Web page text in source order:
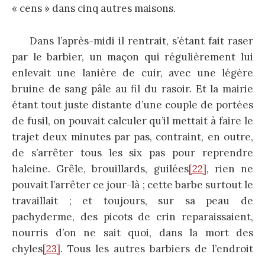
« cens » dans cinq autres maisons.
Dans l’après-midi il rentrait, s’étant fait raser
par le barbier, un maçon qui régulièrement lui
enlevait une lanière de cuir, avec une légère
bruine de sang pâle au fil du rasoir. Et la mairie
étant tout juste distante d’une couple de portées
de fusil, on pouvait calculer qu’il mettait à faire le
trajet deux minutes par pas, contraint, en outre,
de s’arrêter tous les six pas pour reprendre
haleine. Grêle, brouillards, guilées[22], rien ne
pouvait l’arrêter ce jour-là ; cette barbe surtout le
travaillait ; et toujours, sur sa peau de
pachyderme, des picots de crin reparaissaient,
nourris d’on ne sait quoi, dans la mort des
chyles[23]. Tous les autres barbiers de l’endroit